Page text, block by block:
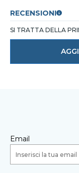
RECENSIONI
SI TRATTA DELLA
Email